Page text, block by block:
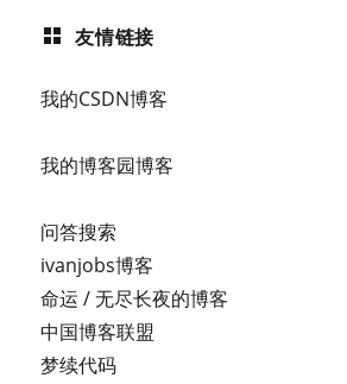
友情链接
我的CSDN博客
我的博客园博客
问答搜索
ivanjobs博客
命运 / 无尽长夜的博客
中国博客联盟
梦续代码